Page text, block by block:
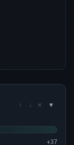
↑ ↓ ×
+37